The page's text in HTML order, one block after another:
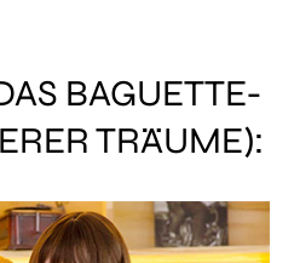
BAGUETTE-
TRÄUME):